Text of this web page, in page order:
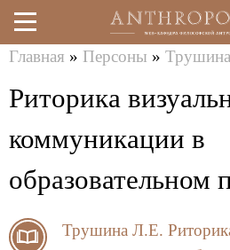
Перейти
к
здесь
Главная » Персоны »
Риторика
коммуникации в
образовательном
Трушина Л.Е.